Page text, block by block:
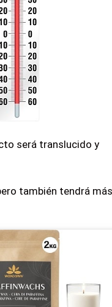
será translucido y
también tendrá más